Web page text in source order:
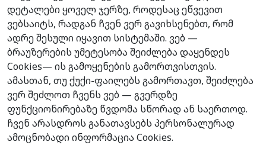
დეტალები ყოველ ჯერზე, როდესაც ეწვევით
ვებსაიტს, რადგან ჩვენ ვერ გავიხსენებთ, რომ
ადრე შესული იყავით სისტემაში. ვებ —
ბრაუზერების უმეტესობა შეიძლება დაყენდეს
Cookies— ის გამოყენების გამორთვისთვის.
ამასთან, თუ ქუქი-ფაილებს გამორთავთ, შეიძლება
ვერ შეძლოთ ჩვენს ვებ — გვერდზე
ფუნქციონირებაზე წვდომა სწორად ან საერთოდ.
ჩვენ არასდროს განათავსებს პერსონალურად
ამოცნობადი ინფორმაცია Cookies.